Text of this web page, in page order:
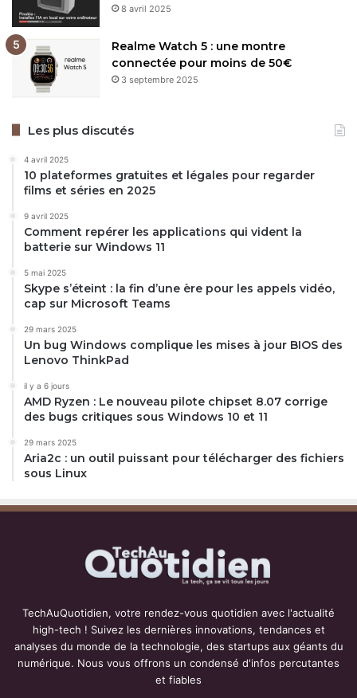
8 avril 2025
Realme Watch 5 : une montre
connectée pour moins de 50€
3 septembre 2025
Les plus discutés
4 avril 2025
10 plateformes gratuites et légales pour regarder
films et séries en 2025
9 avril 2025
Comment repérer les applications qui vident la
batterie sur Windows 11
5 mai 2025
Skype s’éteint : la fin d’une ère pour les appels vidéo,
cap sur Microsoft Teams
29 mars 2025
Un bug Windows complique les mises à jour BIOS des
Lenovo ThinkPad
il y a 6 jours
AMD Ryzen : Le nouveau pilote chipset 8.07 corrige
des bugs critiques sous Windows 10 et 11
29 mars 2025
Aria2c : un outil puissant pour télécharger des fichiers
sous Linux
TechAuQuotidien, votre rendez-vous quotidien avec l'actualité
high-tech ! Suivez les dernières innovations, tendances et
analyses du monde de la technologie, des startups aux géants du
numérique. Nous vous offrons un condensé d'infos percutantes
et fiables